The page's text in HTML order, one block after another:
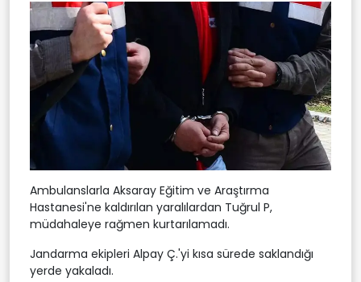
Ambulanslarla Aksaray Eğitim ve Araştırma
Hastanesi'ne kaldırılan yaralılardan Tuğrul P,
müdahaleye rağmen kurtarılamadı.
Jandarma ekipleri Alpay Ç.'yi kısa sürede saklandığı
yerde yakaladı.